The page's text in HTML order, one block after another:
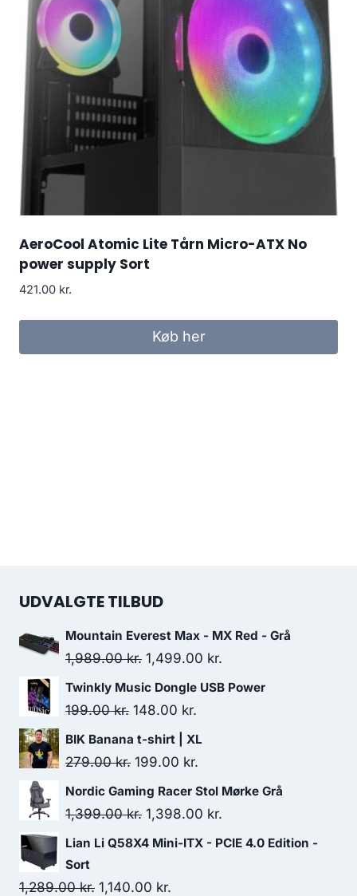
AeroCool Atomic Lite Tårn Micro-ATX No
power supply Sort
421.00 kr.
Køb her
UDVALGTE TILBUD
Mountain Everest Max - MX Red - Grå
1,989.00kr. Original
price
was:
1,989.00 kr..
1,499.00 kr.
price
Twinkly Music Dongle USB Power
199.00kr. Original
price
was:
148.00 kr.
price
BIK Banana t-shirt | XL
279.00kr. Original
price
was:
199.00 kr.
price
is:
Nordic Gaming Racer Stol Mørke Grå
1,399.00kr. Original
price
1,399.00 kr..
1,398.00 kr.
price
Lian Li Q58X4 Mini-ITX - PCIE 4.0 Edition -
Sort
1,289.00kr. Original
1,140.00 kr.